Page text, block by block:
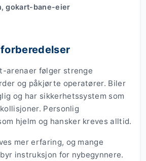
gokart-bane-eier
arenaer følger strenge
og påkjørte operatører. Biler
og har sikkerhetssystem som
Personlig
hjelm og hansker kreves alltid.
mer erfaring, og mange
instruksjon for nybegynnere.